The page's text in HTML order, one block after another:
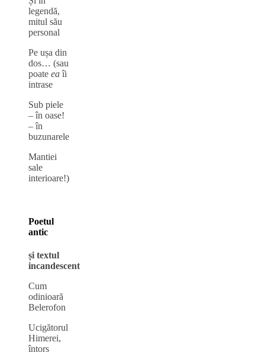
legendă,
mitul său
personal
Pe ușa din
dos… (sau
poate eaîi
intrase
Sub piele
– în oase!
– în
buzunarele
Mantiei
sale
interioare!)
Poetul
antic
și textul
incandescent
Cum
odinioară
Belerofon
Ucigătorul
Himerei,
întors